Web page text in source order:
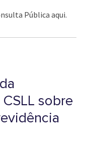
Pública aqui.
sobre